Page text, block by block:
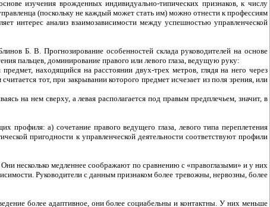
изучения врожденных индивидуально-типических признаков, к числу
(поскольку не каждый может стать им) можно отнести к профессиям
интерес анализ взаимозависимости между успешностью управленческой
Б. В. Прогнозирование особенностей склада руководителей на основе
пальцев, доминирование правого или левого глаза, ведущую руку:
находящийся на расстоянии двух-трех метров, глядя на него через
тот, при закрывании которого предмет исчезает из поля зрения, или
на нем сверху, а левая располагается под правым предплечьем, значит, в
а) сочетание правого ведущего глаза, левого типа переплетения
пригодности к управленческой деятельности соответствуют профили
несколько медленнее соображают по сравнению с «правоглазыми» и у них
Руководители с данным признаком более тревожны, нервозны, более
более адаптивное, они более социабельны и контактны. У них меньше